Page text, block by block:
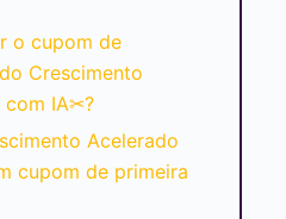
o cupom de
Crescimento
com IA✂?
Acelerado
cupom de primeira